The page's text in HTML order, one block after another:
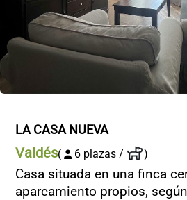
LA CASA NUEVA
Valdés( 6 plazas / )
Casa situada en una finca
aparcamiento propios,